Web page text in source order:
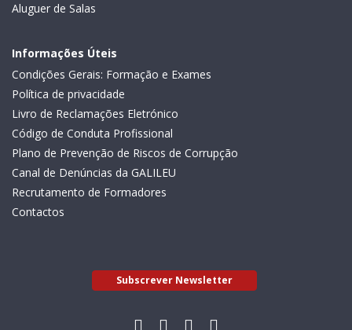
Aluguer de Salas
Informações Úteis
Condições Gerais: Formação e Exames
Política de privacidade
Livro de Reclamações Eletrónico
Código de Conduta Profissional
Plano de Prevenção de Riscos de Corrupção
Canal de Denúncias da GALILEU
Recrutamento de Formadores
Contactos
Subscrever Newsletter